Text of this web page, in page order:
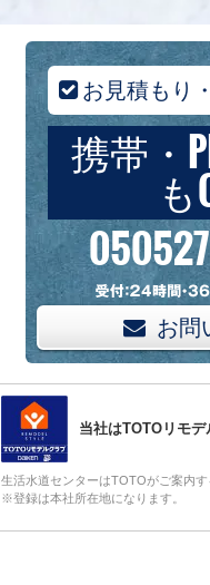
お見積もり
携帯・
も
お問
当社はTOTOリモデ
生活水道センターはTOTOがご案内
※登録は本社所在地になります。